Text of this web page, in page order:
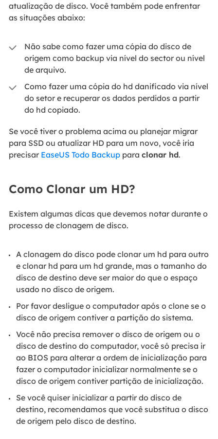
atualização de disco. Você também pode enfrentar
as situações abaixo:
Não sabe como fazer uma cópia do disco de
origem como backup via nível do sector ou nível
de arquivo.
Como fazer uma cópia do hd danificado via nível
do setor e recuperar os dados perdidos a partir
do hd copiado.
Se você tiver o problema acima ou planejar migrar
para SSD ou atualizar HD para um novo, você iria
precisar EaseUS Todo Backuppara clonar hd.
Como Clonar um HD?
Existem algumas dicas que devemos notar durante o
processo de clonagem de disco.
A clonagem do disco pode clonar um hd para outro
e clonar hd para um hd grande, mas o tamanho do
disco de destino deve ser maior do que o espaço
usado no disco de origem.
Por favor desligue o computador após o clone se o
disco de origem contiver a partição do sistema.
Você não precisa remover o disco de origem ou o
disco de destino do computador, você só precisa ir
ao BIOS para alterar a ordem de inicialização para
fazer o computador inicializar normalmente se o
disco de origem contiver partição de inicialização.
Se você quiser inicializar a partir do disco de
destino, recomendamos que você substitua o disco
de origem pelo disco de destino.